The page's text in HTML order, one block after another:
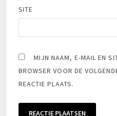
SITE
MIJN NAAM, E-MAIL EN
BROWSER VOOR DE
REACTIE PLAATS.